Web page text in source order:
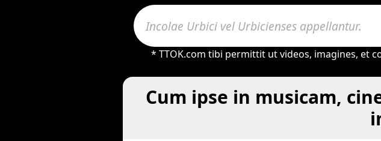
* TTOK.com tibi permittit ut videos, imagines, et
Cum ipse in musicam,